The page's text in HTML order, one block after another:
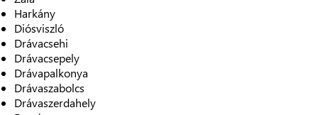
Harkány
Diósviszló
Drávacsehi
Drávacsepely
Drávapalkonya
Drávaszabolcs
Drávaszerdahely